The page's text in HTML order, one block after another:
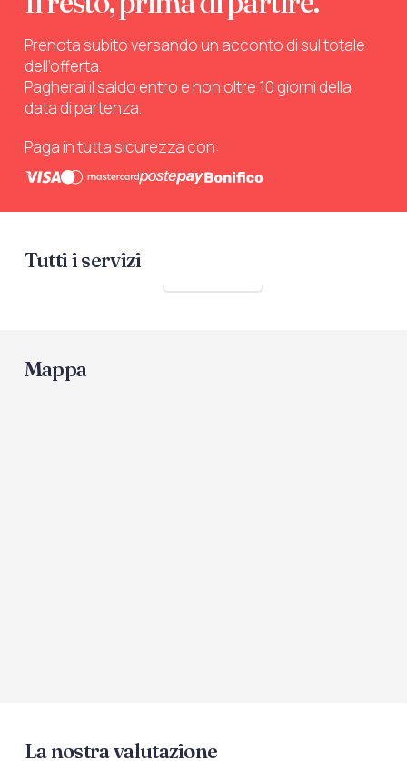
Prenota subito versando un acconto di sul totale
dell’offerta.
Pagherai il saldo entro e non oltre 10 giorni della
data di partenza.
Paga in tutta sicurezza con:
Tutti i servizi
Mappa
La nostra valutazione